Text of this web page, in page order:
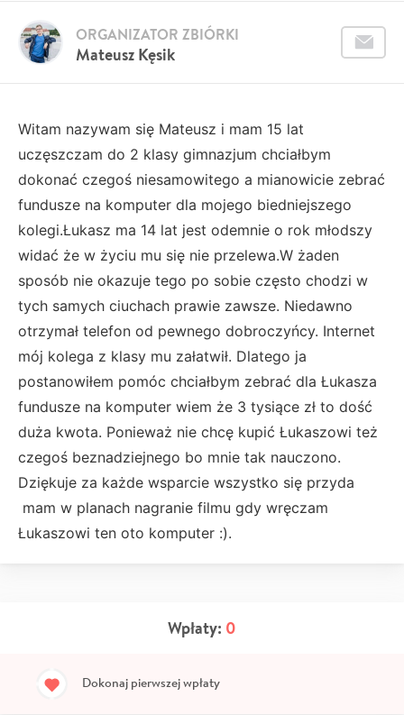
Mateusz Kęsik
ORGANIZATOR ZBIÓRKI
Witam nazywam się Mateusz i mam 15 lat
uczęszczam do 2 klasy gimnazjum chciałbym
dokonać czegoś niesamowitego a mianowicie zebrać
fundusze na komputer dla mojego biedniejszego
kolegi.Łukasz ma 14 lat jest odemnie o rok młodszy
widać że w życiu mu się nie przelewa.W żaden
sposób nie okazuje tego po sobie często chodzi w
tych samych ciuchach prawie zawsze. Niedawno
otrzymał telefon od pewnego dobroczyńcy. Internet
mój kolega z klasy mu załatwił. Dlatego ja
postanowiłem pomóc chciałbym zebrać dla Łukasza
fundusze na komputer wiem że 3 tysiące zł to dość
duża kwota. Ponieważ nie chcę kupić Łukaszowi też
czegoś beznadziejnego bo mnie tak nauczono.
Dziękuje za każde wsparcie wszystko się przyda
mam w planach nagranie filmu gdy wręczam
Łukaszowi ten oto komputer :).
Wpłaty: 0
Dokonaj pierwszej wpłaty